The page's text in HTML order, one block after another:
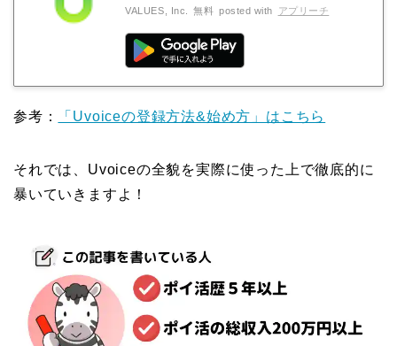
VALUES, Inc. 無料 posted with アプリーチ
参考： 「Uvoiceの登録方法&始め方」はこちら
それでは、Uvoiceの全貌を実際に使った上で徹底的に
暴いていきますよ！